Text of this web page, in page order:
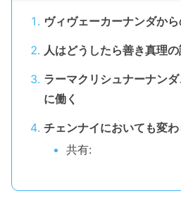
ヴィヴェーカーナンダか
人はどうしたら善き真理
ラーマクリシュナーナン
に働く
チェンナイにおいても変
共有: